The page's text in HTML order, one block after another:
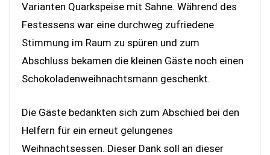
Varianten Quarkspeise mit Sahne. Während des
Festessens war eine durchweg zufriedene
Stimmung im Raum zu spüren und zum
Abschluss bekamen die kleinen Gäste noch einen
Schokoladenweihnachtsmann geschenkt.
Die Gäste bedankten sich zum Abschied bei den
Helfern für ein erneut gelungenes
Weihnachtsessen. Dieser Dank soll an dieser